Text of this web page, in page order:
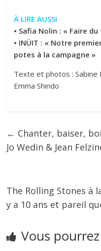
À LIRE AUSSI
• Safia Nolin : « Faire
• INÜIT : « Notre
potes à la campagne »
Texte et photos : Sabine
Emma Shindo
← Chanter, baiser,
Jo Wedin & Jean
The Rolling Stones à
y a 10 ans et pareil
Vous